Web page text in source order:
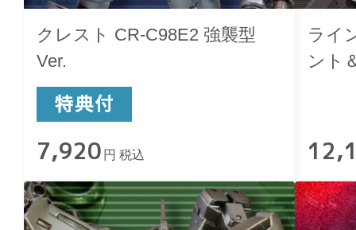
クレスト CR-C98E2 強襲型
Ver.
7,920 円 税込
ライ
ント